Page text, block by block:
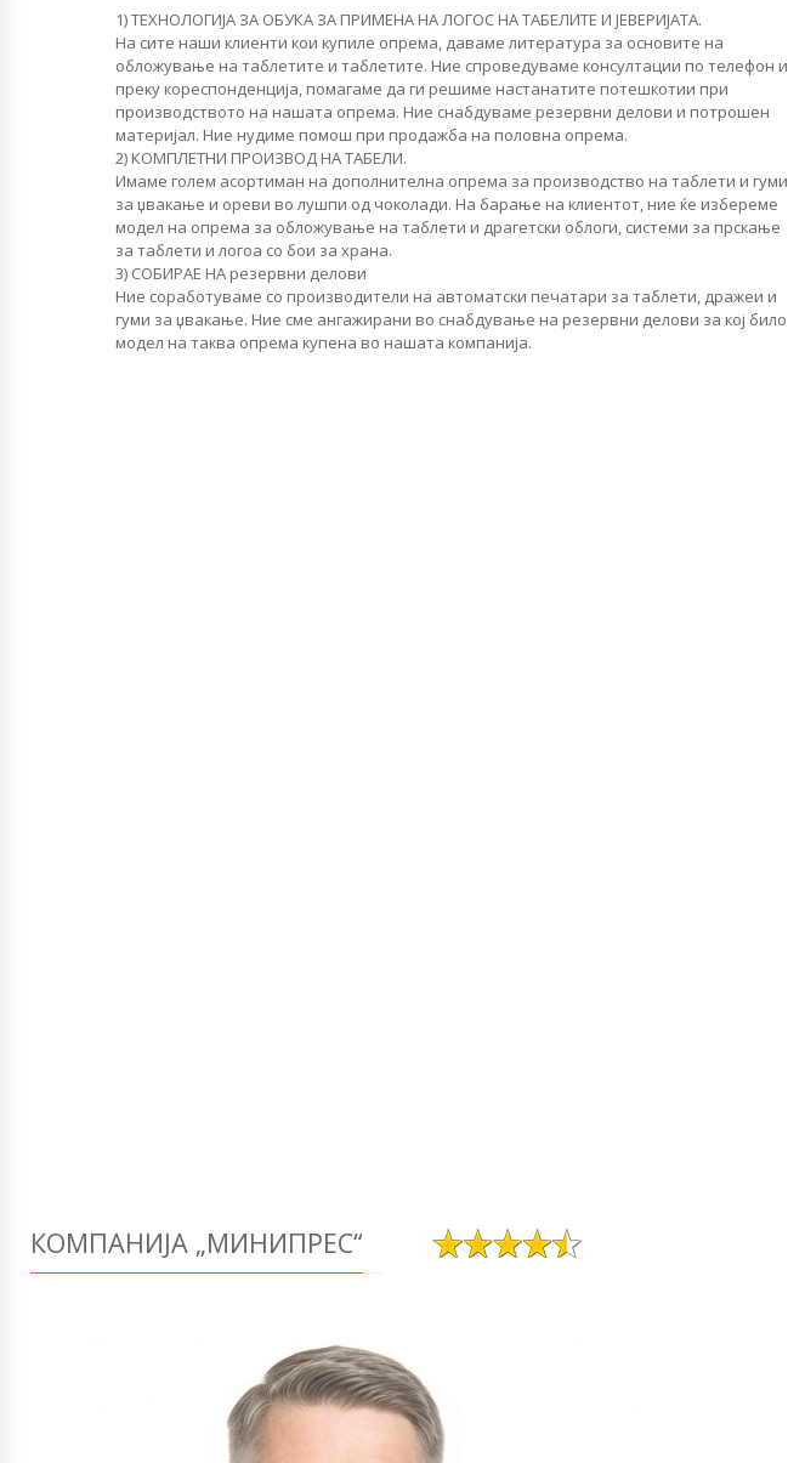
1) ТЕХНОЛОГИЈА ЗА ОБУКА ЗА ПРИМЕНА НА ЛОГОС НА ТАБЕЛИТЕ И JЕВЕРИЈАТА.
На сите наши клиенти кои купиле опрема, даваме литература за основите на
обложување на таблетите и таблетите. Ние спроведуваме консултации по телефон и
преку кореспонденција, помагаме да ги решиме настанатите потешкотии при
производството на нашата опрема. Ние снабдуваме резервни делови и потрошен
материјал. Ние нудиме помош при продажба на половна опрема.
2) КОМПЛЕТНИ ПРОИЗВОД НА ТАБЕЛИ.
Имаме голем асортиман на дополнителна опрема за производство на таблети и гуми
за џвакање и ореви во лушпи од чоколади. На барање на клиентот, ние ќе избереме
модел на опрема за обложување на таблети и драгетски облоги, системи за прскање
за таблети и логоа со бои за храна.
3) СОБИРАЕ НА резервни делови
Ние соработуваме со производители на автоматски печатари за таблети, дражеи и
гуми за џвакање. Ние сме ангажирани во снабдување на резервни делови за кој било
модел на таква опрема купена во нашата компанија.
КОМПАНИЈА „МИНИПРЕС“